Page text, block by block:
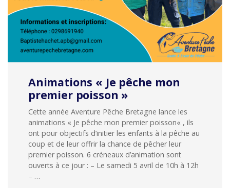
Animations « Je pêche mon
premier poisson »
Cette année Aventure Pêche Bretagne lance les
animations « Je pêche mon premier poisson« , ils
ont pour objectifs d’initier les enfants à la pêche au
coup et de leur offrir la chance de pêcher leur
premier poisson. 6 créneaux d’animation sont
ouverts à ce jour : – Le samedi 5 avril de 10h à 12h
– …